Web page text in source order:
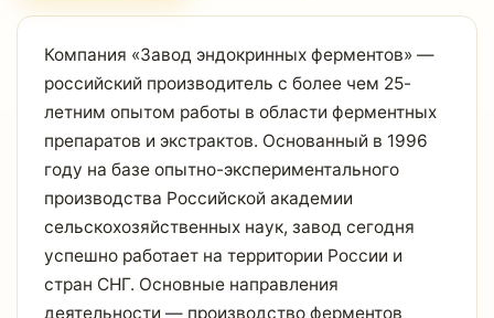
Компания «Завод эндокринных ферментов» —
российский производитель с более чем 25-
летним опытом работы в области ферментных
препаратов и экстрактов. Основанный в 1996
году на базе опытно-экспериментального
производства Российской академии
сельскохозяйственных наук, завод сегодня
успешно работает на территории России и
стран СНГ. Основные направления
деятельности — производство ферментов